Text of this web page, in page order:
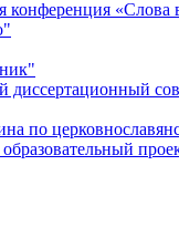
конференция «Cлова
диссертационный
по